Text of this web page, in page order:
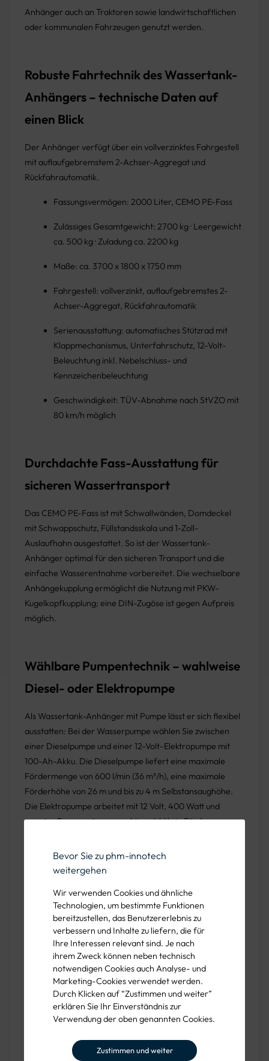
Bevor Sie zu phm-innotech
weitergehen
Wir verwenden Cookies und ähnliche
Technologien, um bestimmte Funktionen
bereitzustellen, das Benutzererlebnis zu
verbessern und Inhalte zu liefern, die für
Ihre Interessen relevant sind. Je nach
ihrem Zweck können neben technisch
notwendigen Cookies auch Analyse- und
Marketing-Cookies verwendet werden.
Durch Klicken auf “Zustimmen und weiter”
erklären Sie Ihr Einverständnis zur
Verwendung der oben genannten Cookies.
Zustimmen und weiter
Anhänger auch an Traktoren sowie landwirtschaftlichen
oder kommunalen Fahrzeugen genutzt werden.
Robuste Fahrtechnik des Wassertank-
Anhängers – technische Daten auf
einen Blick
Der Anhänger verfügt über ein vollverzinktes Fahrgestell
mit auflaufgebremstem 2-Achser-Aggregat und
Rückfahrautomatik.
Fassungsvermögen: 2000 Liter, CEMO PE-Fass
Zulässiges Gesamtgewicht: 2700 kg · Leergewicht
ca. 500 kg · Zuladung ca. 2200 kg
Maße: ca. 3700 x 1800 x 1750 mm
Fahrgestell: vollverzinkt, auflaufgebremstes 2-
Achser-Aggregat, Rückfahrautomatik
Serienausstattung: automatisches Stützrad mit
Klappmechanismus, Unterfahrschutz, 12-Volt-
Beleuchtung inkl. Nebelschluss- und
Kennzeichenbeleuchtung
Geschwindigkeit: TÜV-Abnahme nach StVZO mit
80 km/h möglich
Durchdachte Fass-Ausstattung für
sicheren Wassertransport
Das CEMO PE-Fass ist mit Schwallwänden, Domdeckel
mit Schwappschutz, Füllstandsskala und 1-Zoll-
Auslaufhahn ausgestattet. So ist der Wassertank-
Anhänger optimal für den sicheren Transport und die
einfache Wasserentnahme vorbereitet. Die wechselbare
Anhängekupplung ermöglicht die Nutzung mit PKW-
Kugelkopfkupplung; eine DIN-Zugöse ist gegen Aufpreis
möglich.
Wählbare Pumpentechnik – wahlweise
Diesel- oder Elektropumpe
Als Wassertank-Anhänger mit Pumpe lässt er sich flexibel
ausstatten: Bei der Wasserpumpe wählen Sie zwischen
einer Dieselpumpe und einer 12-Volt-Elektropumpe mit
100-Ah-Akku. Die Dieselpumpe liefert eine maximale
Fördermenge von 600 l/min (36 m³/h), eine maximale
Förderhöhe von 26 m und bis zu 4 m Selbstansaughöhe.
Die Elektropumpe arbeitet mit 12 Volt, 400 Watt und
smarter Pumpensteuerung, bis zu 46 l/min Fördermenge
Schlauchaufroller mit Federrückzug und Arretierung
erleichtert Bewässerungsarbeiten mit bis zu 20 m
Ideal für Kommunen, Bau sowie
Garten- und Landschaftsbau
Für Kommunen eignet sich der Wasserfass-Anhänger
ideal zur Bewässerung öffentlicher Grünflächen, Parks
und Straßenbäume. Bauunternehmen profitieren von der
mobilen Wasserversorgung auf Baustellen und in
abgelegenen Bereichen. Im Garten- und Landschaftsbau
erleichtert der Anhänger mit Wassertank die Versorgung